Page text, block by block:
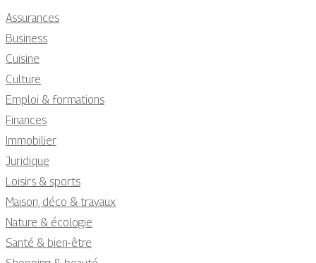
Assurances
Business
Cuisine
Culture
Emploi & formations
Finances
Immobilier
Juridique
Loisirs & sports
Maison, déco & travaux
Nature & écologie
Santé & bien-être